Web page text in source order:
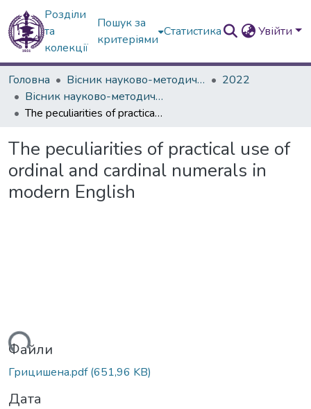
Розділи
та
колекції
Пошук за
критеріями
Статистика Увійти
Головна Вісник науково-методичних досліджень ВГПК
2022
Вісник науково-методичних досліджень ВГПК № 2 (40)
The peculiarities of practical use of ordinal and cardinal numerals in modern English
The peculiarities of practical use of
ordinal and cardinal numerals in
modern English
Файли
Грицишена.pdf(651,96 KB)
Дата